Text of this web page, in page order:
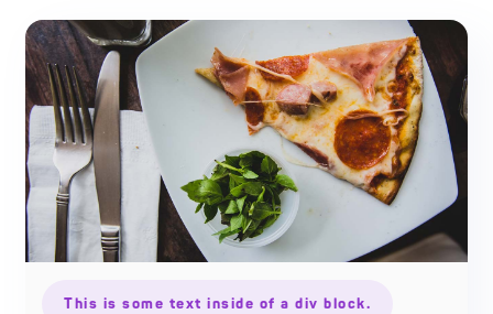
This is some text inside of a div block.